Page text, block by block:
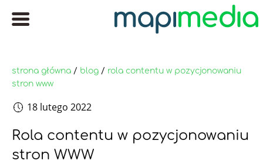
strona główna / blog / rola contentu w pozycjonowaniu
stron www
18 lutego 2022
Rola contentu w pozycjonowaniu
stron WWW